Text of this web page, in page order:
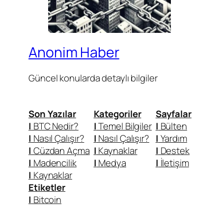
Anonim Haber
Güncel konularda detaylı bilgiler
Son Yazılar
| BTC Nedir?
| Nasıl Çalışır?
| Cüzdan Açma
| Madencilik
| Kaynaklar
Kategoriler
|Temel Bilgiler
| Nasıl Çalışır?
| Kaynaklar
| Medya
Sayfalar
| Bülten
| Yardım
| Destek
| İletişim
Etiketler
| Bitcoin